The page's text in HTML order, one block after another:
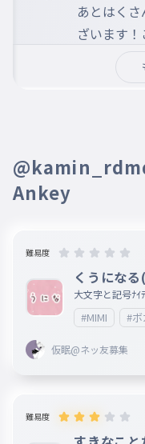
あとはく
ざいます
この歌に
はく
この歌聞い
はく
この歌、す
Ankey
難易度
くうにな
大文字と記号ﾅｲ
とかサビだけ
#MIMI #ボ
仮眠@ネッ友募集
難易度